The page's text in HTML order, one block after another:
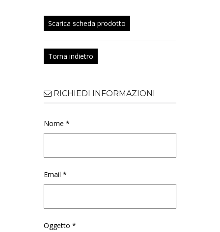
Scarica scheda prodotto
Torna indietro
RICHIEDI INFORMAZIONI
Nome *
Email *
Oggetto *